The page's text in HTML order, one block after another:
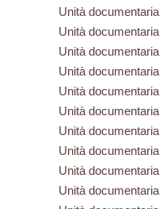
Unità documentaria
Unità documentaria
Unità documentaria
Unità documentaria
Unità documentaria
Unità documentaria
Unità documentaria
Unità documentaria
Unità documentaria
Unità documentaria